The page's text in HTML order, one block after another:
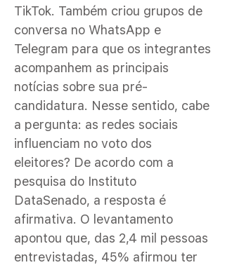
TikTok. Também criou grupos de
conversa no WhatsApp e
Telegram para que os integrantes
acompanhem as principais
notícias sobre sua pré-
candidatura. Nesse sentido, cabe
a pergunta: as redes sociais
influenciam no voto dos
eleitores? De acordo com a
pesquisa do Instituto
DataSenado, a resposta é
afirmativa. O levantamento
apontou que, das 2,4 mil pessoas
entrevistadas, 45% afirmou ter